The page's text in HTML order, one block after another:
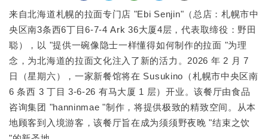
来自北海道札幌的拉面专门店 "Ebi Senjin"（总店：札幌市中
央区南3条西6丁目6-7-4 Ark 36大厦4层，代表取缔役：野田
聪），以 "提供一碗像隐士一样懂得如何制作的拉面 "为理
念，为北海道的拉面文化注入了新的活力。2026 年 2 月 7
日（星期六），一家新餐馆将在 Susukino（札幌市中央区南
6 条西 3 丁目 3-6-26 有马大厦 1 层）开业。该餐厅由食品
咨询集团 "hanninmae "制作，将提供极致的精致空间。从本
地顾客到入境游客，该餐厅旨在成为须须野夜晚 "结束之饮